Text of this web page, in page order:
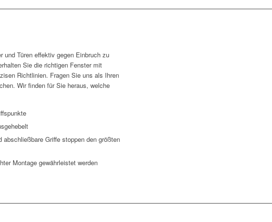
und Türen effektiv gegen Einbruch zu
Sie die richtigen Fenster mit
Richtlinien. Fragen Sie uns als Ihren
Wir finden für Sie heraus, welche
Griffe stoppen den größten
Montage gewährleistet werden